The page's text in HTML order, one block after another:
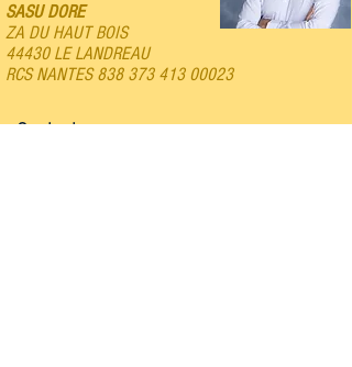
SASU DORE
ZA DU HAUT BOIS
44430 LE LANDREAU
RCS NANTES838 373 413 00023
Contactez-nous :